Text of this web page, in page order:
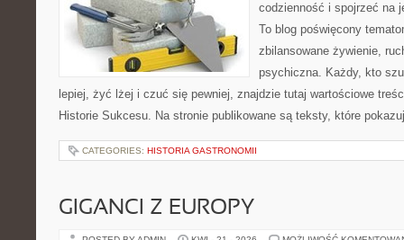
codzienność i spojrzeć na
To blog poświęcony
zbilansowane żywienie,
psychiczna. Każdy, kto
lepiej, żyć lżej i czuć się pewniej, znajdzie tutaj wartościowe
Historie Sukcesu. Na stronie publikowane są teksty, które
CATEGORIES: HISTORIA GASTRONOMII
GIGANCI Z EUROPY